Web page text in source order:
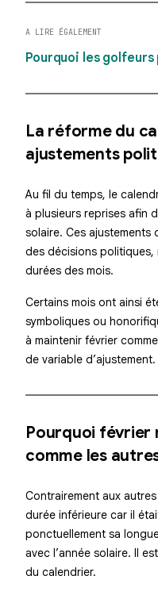
A LIRE ÉGALEMENT
Pourquoi les
La réforme du
ajustements
Au fil du temps, le
à plusieurs reprises afin
solaire. Ces
des décisions politiques,
durées des mois.
Certains mois ont ainsi
symboliques ou
à maintenir février
de variable d’ajustement.
Pourquoi février
comme les
Contrairement aux
durée inférieure car il
ponctuellement sa
avec l’année solaire. Il
du calendrier.